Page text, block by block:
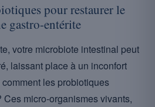
pour restaurer le
gastro-entérite
votre microbiote intestinal peut
laissant place à un inconfort
les probiotiques
micro-organismes vivants,